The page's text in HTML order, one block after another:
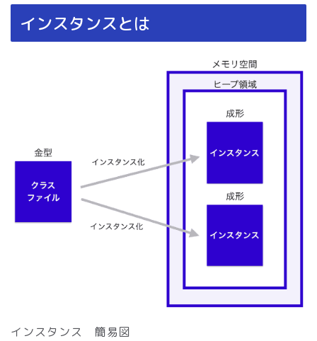
インスタンスとは
インスタンス 簡易図